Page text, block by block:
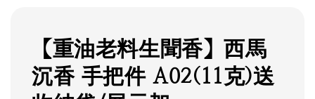
【重油老料生聞香】西馬
沉香 手把件 A02(11克)送